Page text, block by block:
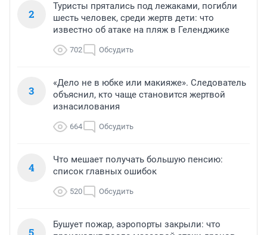
2
Туристы прятались под лежаками, погибли
шесть человек, среди жертв дети: что
известно об атаке на пляж в Геленджике
702 Обсудить
3
«Дело не в юбке или макияже». Следователь
объяснил, кто чаще становится жертвой
изнасилования
664 Обсудить
4
Что мешает получать большую пенсию:
список главных ошибок
520 Обсудить
Бушует пожар, аэропорты закрыли: что